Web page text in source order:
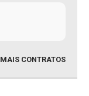
MAIS CONTRATOS